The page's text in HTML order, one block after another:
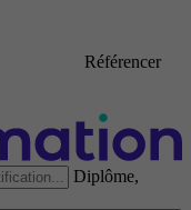
Référencer
Diplôme,